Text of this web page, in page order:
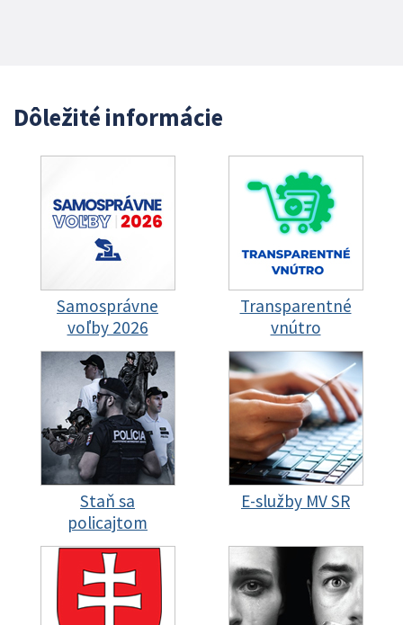
Dôležité informácie
Samosprávne
voľby 2026
Transparentné
vnútro
Staň sa
policajtom
E-služby MV SR